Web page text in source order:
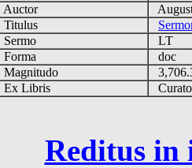
Auctor
Titulus
Sermo
LT
Forma
doc
Magnitudo
Ex Libris
Reditus in